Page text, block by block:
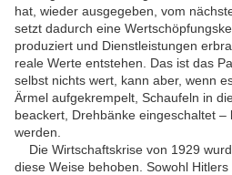
hat, wieder ausgegeben, vom
setzt dadurch eine
produziert und Dienstleistungen
reale Werte entstehen. Das ist das
selbst nichts wert, kann aber, wenn
Ärmel aufgekrempelt, Schaufeln in
beackert, Drehbänke eingeschaltet
werden.
Die Wirtschaftskrise von 1929
diese Weise behoben. Sowohl